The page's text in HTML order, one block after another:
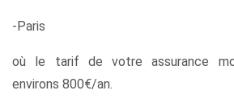
-Paris
où le tarif de votre assurance
environs 800€/an.